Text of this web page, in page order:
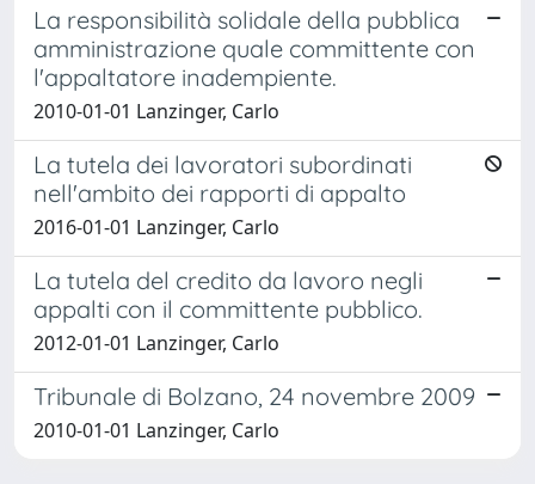
La responsibilità solidale della pubblica
amministrazione quale committente con
l'appaltatore inadempiente.
2010-01-01 Lanzinger, Carlo
La tutela dei lavoratori subordinati
nell'ambito dei rapporti di appalto
2016-01-01 Lanzinger, Carlo
La tutela del credito da lavoro negli
appalti con il committente pubblico.
2012-01-01 Lanzinger, Carlo
Tribunale di Bolzano, 24 novembre 2009
2010-01-01 Lanzinger, Carlo